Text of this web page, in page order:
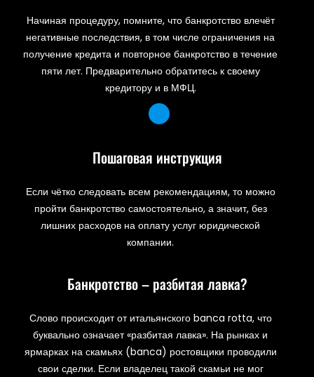
Начиная процедуру, помните, что банкротство влечёт
негативные последствия, в том числе ограничения на
получение кредита и повторное банкротство в течение
пяти лет. Предварительно обратитесь к своему
кредитору и в МФЦ.
Пошаговая инструкция
Если чётко следовать всем рекомендациям, то можно
пройти банкротство самостоятельно, а значит, без
лишних расходов на оплату услуг юридической
компании.
Банкротство – разбитая лавка?
Слово происходит от итальянского banca rotta, что
буквально означает «разбитая лавка». На рынках и
ярмарках на скамьях (banca) ростовщики проводили
свои сделки. Если владелец такой скамьи не мог